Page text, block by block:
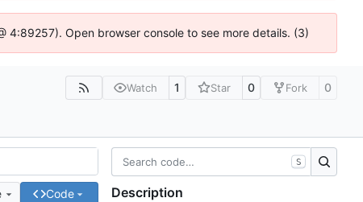
4:89257). Open browser console to see more details. (3)
Watch 1 Star 0 Fork 0
Code
S
Description